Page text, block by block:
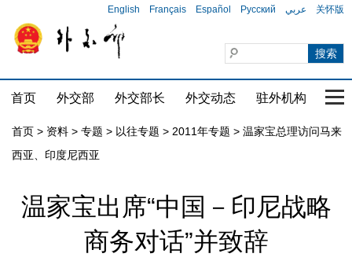
English Français Español Русский عربي 关怀版
首页 外交部 外交部长 外交动态 驻外机构 国
首页 > 资料 > 专题 > 以往专题 > 2011年专题 > 温家宝总理访问马来
西亚、印度尼西亚
温家宝出席“中国－印尼战略
商务对话”并致辞